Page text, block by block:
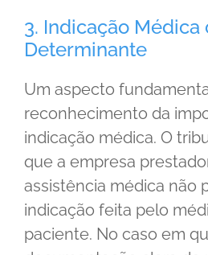
3. Indicação Médica
Determinante
Um aspecto
reconhecimento da
indicação médica. O
que a empresa
assistência médica não
indicação feita pelo
paciente. No caso em